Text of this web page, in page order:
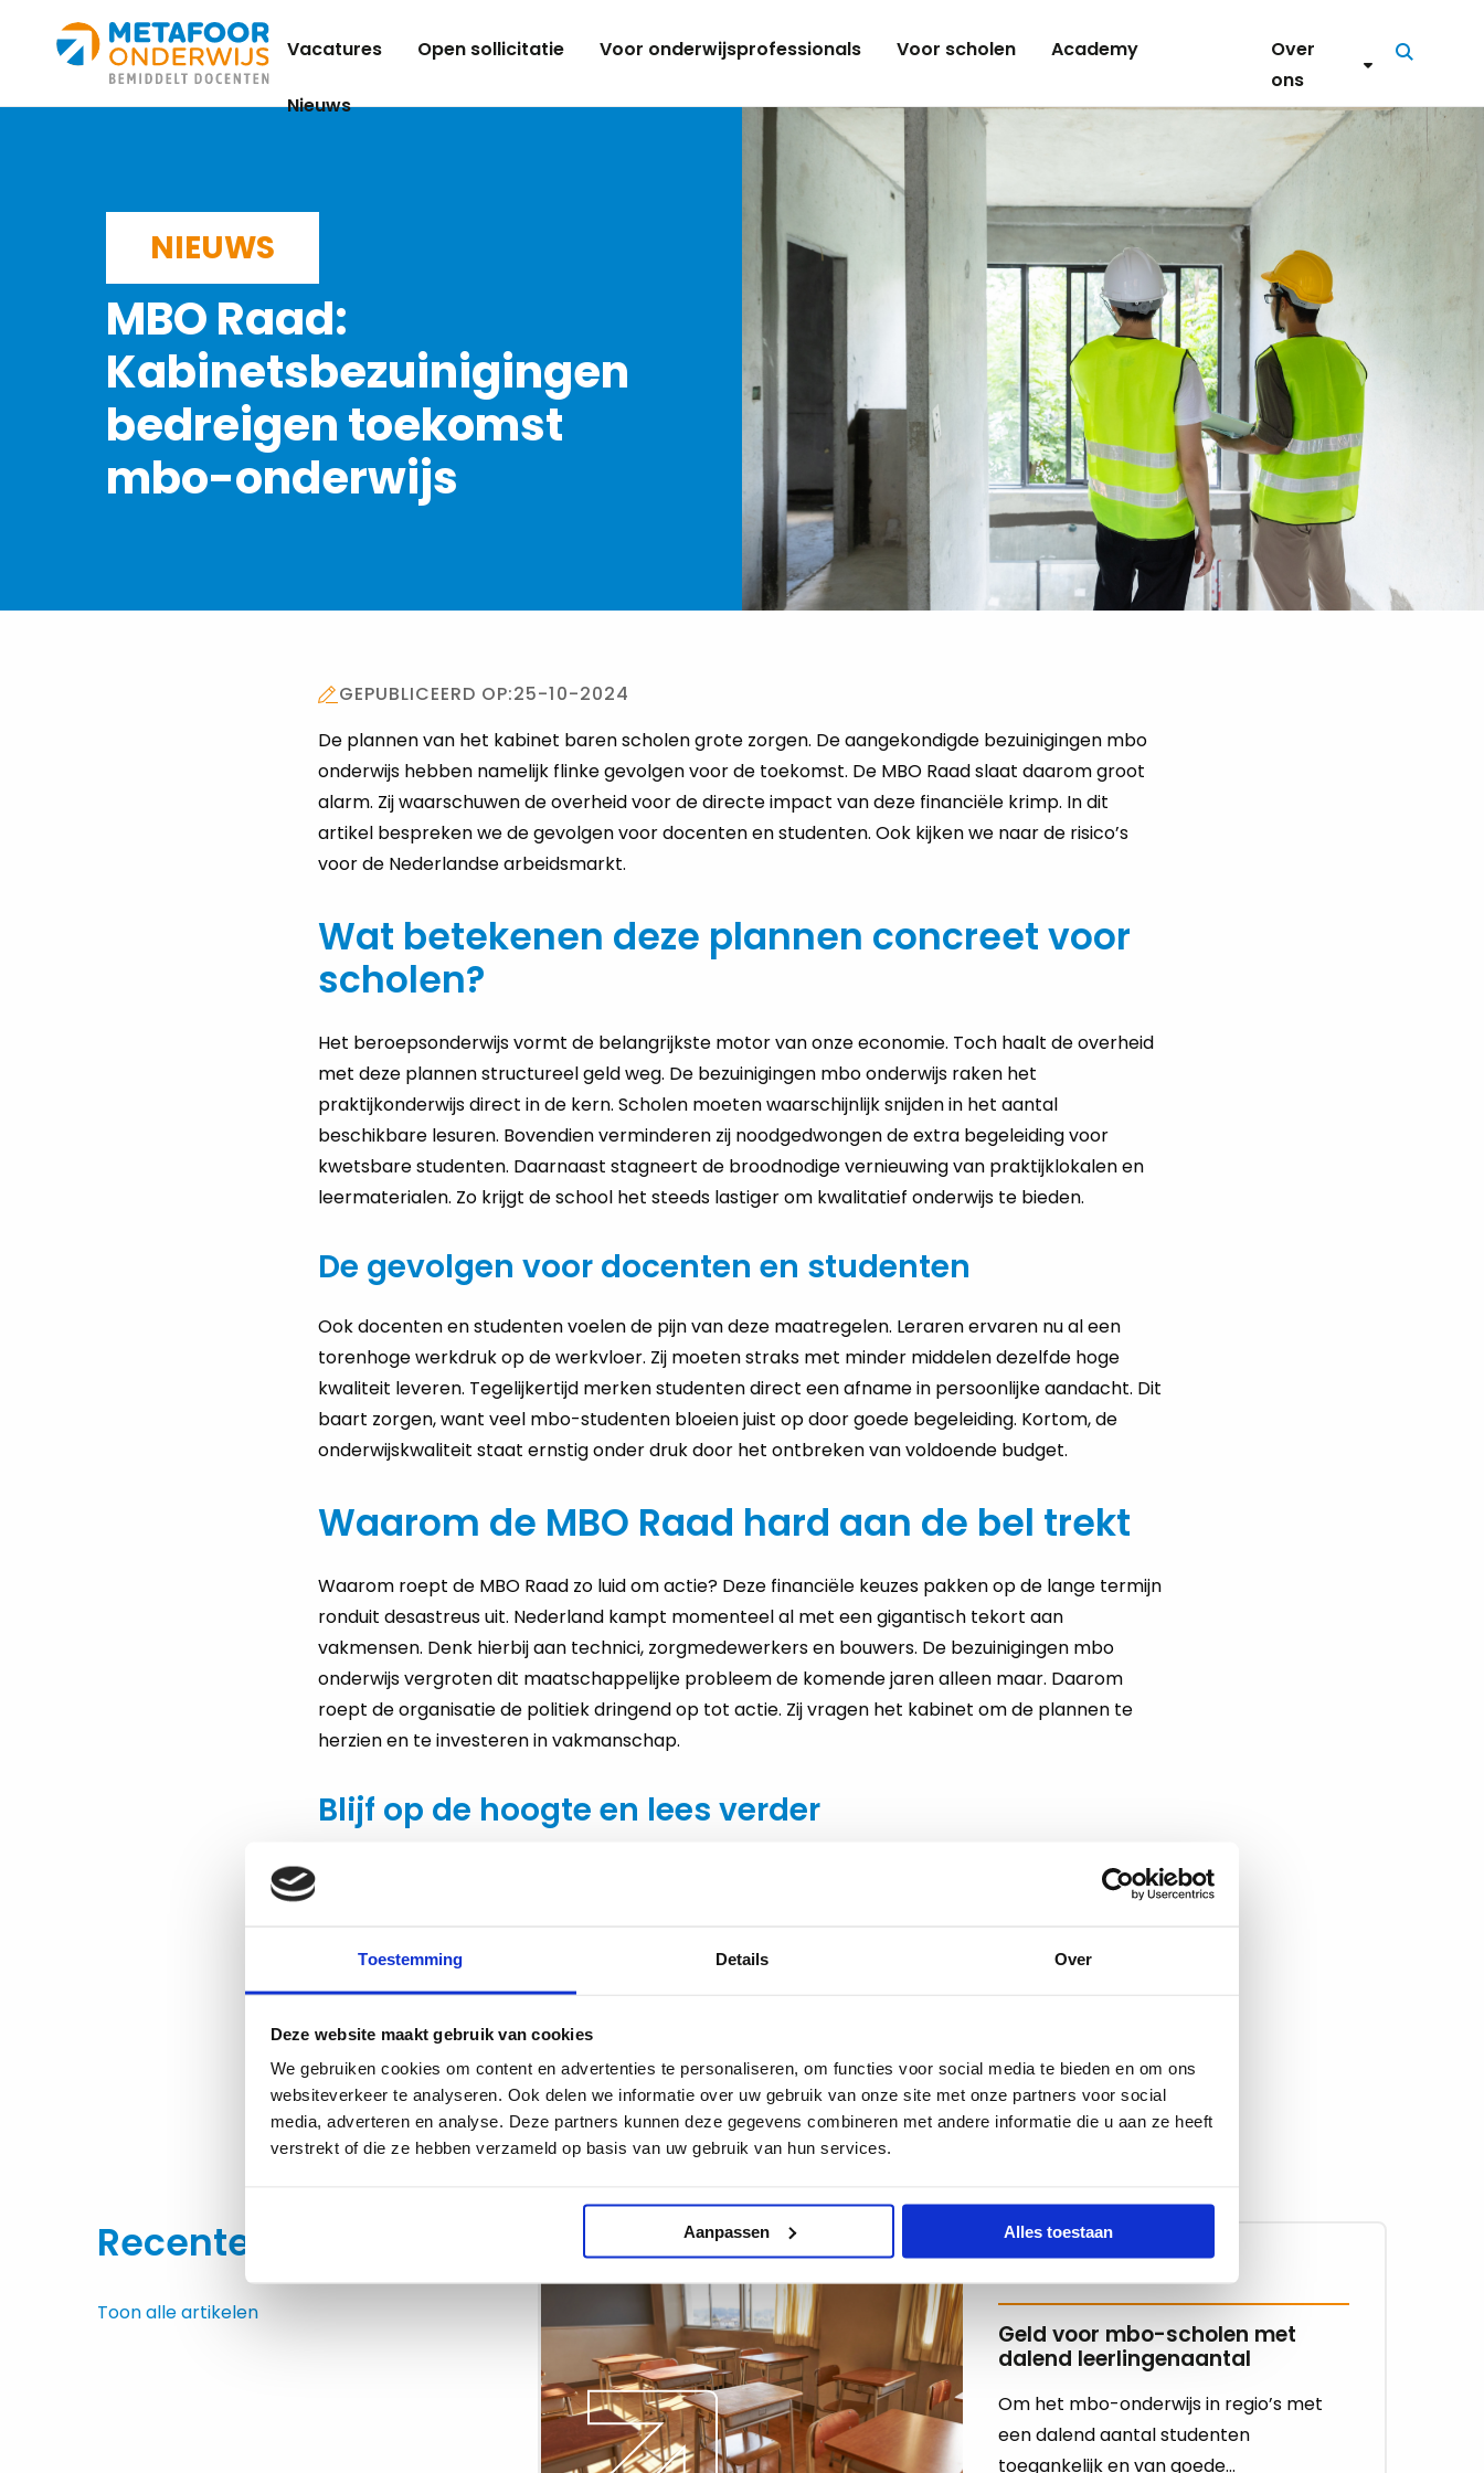
Toestemming Details Over
Deze website maakt gebruik van cookies
We gebruiken cookies om content en advertenties te personaliseren, om functies voor social media te bieden en om ons
websiteverkeer te analyseren. Ook delen we informatie over uw gebruik van onze site met onze partners voor social
media, adverteren en analyse. Deze partners kunnen deze gegevens combineren met andere informatie die u aan ze heeft
verstrekt of die ze hebben verzameld op basis van uw gebruik van hun services.
Aanpassen Alles toestaan
Metafoor
Onderwijs
Vacatures Open sollicitatie Voor onderwijsprofessionals Voor scholen Academy
Nieuws
Over
ons
Zoeken
NIEUWS
MBO Raad:
Kabinetsbezuinigingen
bedreigen toekomst
mbo-onderwijs
GEPUBLICEERD OP:25-10-2024
De plannen van het kabinet baren scholen grote zorgen. De aangekondigde bezuinigingen mbo
onderwijs hebben namelijk flinke gevolgen voor de toekomst. De MBO Raad slaat daarom groot
alarm. Zij waarschuwen de overheid voor de directe impact van deze financiële krimp. In dit
artikel bespreken we de gevolgen voor docenten en studenten. Ook kijken we naar de risico’s
voor de Nederlandse arbeidsmarkt.
Wat betekenen deze plannen concreet voor
scholen?
Het beroepsonderwijs vormt de belangrijkste motor van onze economie. Toch haalt de overheid
met deze plannen structureel geld weg. De bezuinigingen mbo onderwijs raken het
praktijkonderwijs direct in de kern. Scholen moeten waarschijnlijk snijden in het aantal
beschikbare lesuren. Bovendien verminderen zij noodgedwongen de extra begeleiding voor
kwetsbare studenten. Daarnaast stagneert de broodnodige vernieuwing van praktijklokalen en
leermaterialen. Zo krijgt de school het steeds lastiger om kwalitatief onderwijs te bieden.
De gevolgen voor docenten en studenten
Ook docenten en studenten voelen de pijn van deze maatregelen. Leraren ervaren nu al een
torenhoge werkdruk op de werkvloer. Zij moeten straks met minder middelen dezelfde hoge
kwaliteit leveren. Tegelijkertijd merken studenten direct een afname in persoonlijke aandacht. Dit
baart zorgen, want veel mbo-studenten bloeien juist op door goede begeleiding. Kortom, de
onderwijskwaliteit staat ernstig onder druk door het ontbreken van voldoende budget.
Waarom de MBO Raad hard aan de bel trekt
Waarom roept de MBO Raad zo luid om actie? Deze financiële keuzes pakken op de lange termijn
ronduit desastreus uit. Nederland kampt momenteel al met een gigantisch tekort aan
vakmensen. Denk hierbij aan technici, zorgmedewerkers en bouwers. De bezuinigingen mbo
onderwijs vergroten dit maatschappelijke probleem de komende jaren alleen maar. Daarom
roept de organisatie de politiek dringend op tot actie. Zij vragen het kabinet om de plannen te
herzien en te investeren in vakmanschap.
Blijf op de hoogte en lees verder
de MBO
Zoek je als docent een werkplek waar je écht impact maakt? Bekijk dan direct ons actuele
aanbod metvacatures in het mbo
Lees ook ons recente artikel overwaarom de mbo-studenten doorzetten. Samen bouwen we
aan een sterke toekomst voor het beroepsonderwijs!
Deel
Facebook
DeelDeel
LinkedIn
Deel
e-
Deel
WhatsApp
Recente artikelen
Toon alle artikelen
Geld voor mbo-scholen met
dalend leerlingenaantal
Om het mbo-onderwijs in regio’s met
een dalend aantal studenten
toegankelijk en van goede...
meer
over
mbo-
scholen
met
dalend